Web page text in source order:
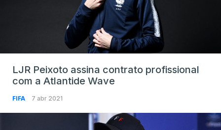
LJR Peixoto assina contrato profissional
com a Atlantide Wave
FIFA 7 abr 2021